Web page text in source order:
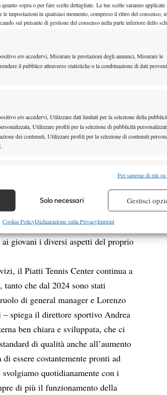
sopra o per fare scelte dettagliate. Le tue scelte saranno applicate
le impostazioni in qualsiasi momento, compreso il ritiro del consenso,
sul pulsante di gestione del consenso nella parte inferiore dello
e/o accedervi, Misurare le prestazioni degli annunci, Misurare le
il pubblico attraverso statistiche o la combinazione di dati
e/o accedervi, Utilizzare dati limitati per la selezione della
Utilizzare profili per la selezione di pubblicità
dei contenuti, Utilizzare profili per la selezione di contenuti
informazioni trasmesse automaticamente.
e rilevare frodi, correggere errori,
e contenuto, Salvare e comunicare le
Per saperne di più
Solo necessari Gestisci
Cookie PolicyDichiarazione sulla PrivacyImprint
parte delle settimane a Bordighera,
per imparare il mestiere di coach.
– continua –, ma ora è come
di tutte le fasce d’età, così da
da sviluppare. Per
la parte più semplice per un ex
sviluppare le capacità adeguate
come detto, anche Vanni
molto differenti fra loro, che
ai giovani i diversi aspetti del proprio
il Piatti Tennis Center continua a
che dal 2024 sono stati
di general manager e Lorenzo
– spiega il direttore sportivo Andrea
ben chiara e sviluppata, che ci
di qualità anche all’aumento
essere costantemente pronti ad
quotidianamente con i
di più il funzionamento della